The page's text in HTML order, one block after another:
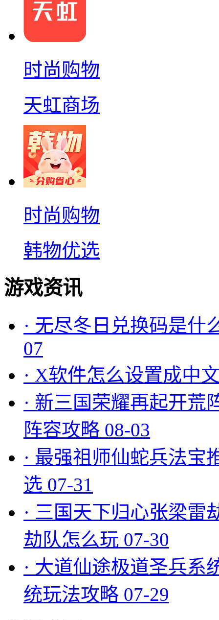
时尚购物
天虹商场
时尚购物
韩物优选
游戏资讯
· 无尽冬日兑换码是什
07
· X软件怎么设置成中
· 新三国荣耀再起开荒
阵容攻略 08-03
· 最强祖师仙蛇兵法宝
选 07-31
· 三国天下归心张梁雷
劫队怎么玩 07-30
· 大道仙途极道圣兵系
统玩法攻略 07-29